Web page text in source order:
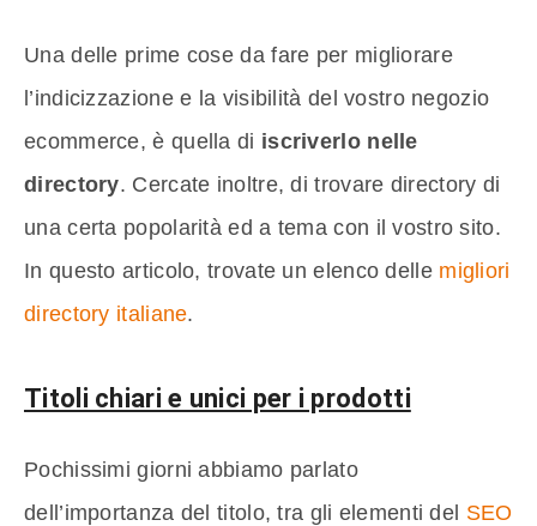
Una delle prime cose da fare per migliorare
l’indicizzazione e la visibilità del vostro negozio
ecommerce, è quella di iscriverlo nelle
directory. Cercate inoltre, di trovare directory di
una certa popolarità ed a tema con il vostro sito.
In questo articolo, trovate un elenco delle migliori
directory italiane.
Titoli chiari e unici per i prodotti
Pochissimi giorni abbiamo parlato
dell’importanza del titolo, tra gli elementi del SEO